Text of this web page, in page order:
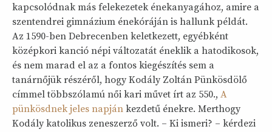
kapcsolódnak más felekezetek énekanyagához, amire a
szentendrei gimnázium énekóráján is hallunk példát.
Az 1590-ben Debrecenben keletkezett, egyébként
középkori kanció népi változatát éneklik a hatodikosok,
és nem marad el az a fontos kiegészítés sem a
tanárnőjük részéről, hogy Kodály Zoltán Pünkösdölő
címmel többszólamú női kari művet írt az 550., A
pünkösdnek jeles napján kezdetű énekre. Merthogy
Kodály katolikus zeneszerző volt. – Ki ismeri? – kérdezi